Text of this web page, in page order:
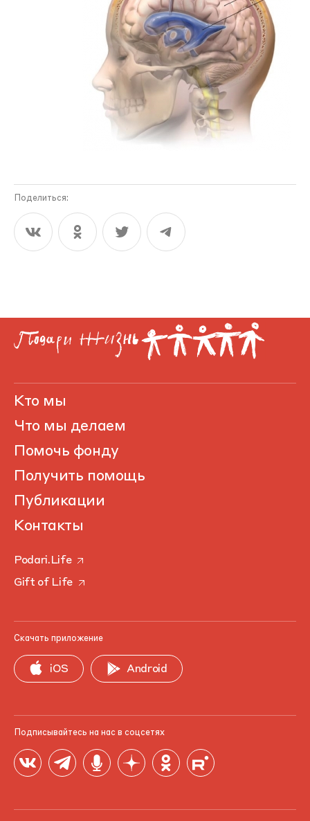
Поделиться:
Кто мы
Что мы делаем
Помочь фонду
Получить помощь
Публикации
Контакты
Podari.Life
Gift of Life
Скачать приложение
iOS Android
Подписывайтесь на нас в соцсетях